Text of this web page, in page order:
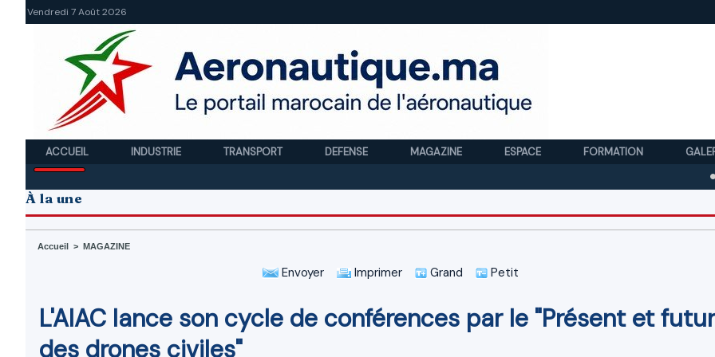
Vendredi 7 Août 2026
ACCUEIL INDUSTRIE TRANSPORT DEFENSE MAGAZINE ESPACE FORMATION
Royal
À la une
Accueil > MAGAZINE
Envoyer Imprimer Grand Petit
L'AIAC lance son cycle de conférences par le "Présent et futur
des drones civiles"